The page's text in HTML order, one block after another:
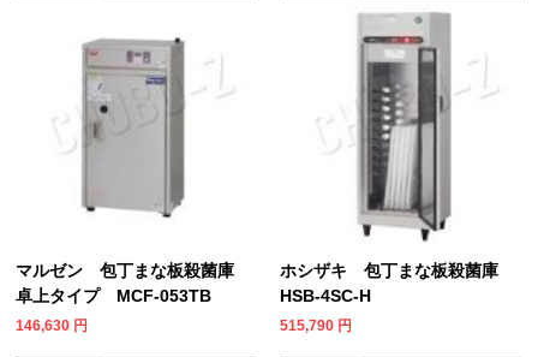
マルゼン 包丁まな板殺菌庫
卓上タイプ MCF-053TB
146,630 円
ホシザキ 包丁まな板殺菌庫
HSB-4SC-H
515,790 円